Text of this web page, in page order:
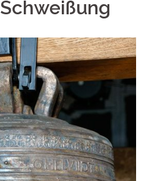
Schweißung